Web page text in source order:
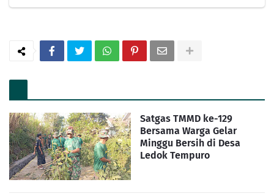
Satgas TMMD ke-129
Bersama Warga Gelar
Minggu Bersih di Desa
Ledok Tempuro